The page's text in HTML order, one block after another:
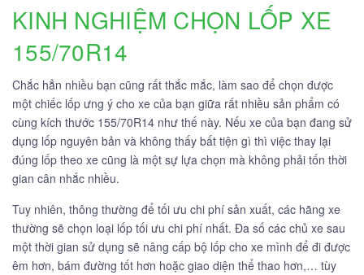
KINH NGHIỆM CHỌN LỐP XE
155/70R14
Chắc hẳn nhiều bạn cũng rất thắc mắc, làm sao để chọn được
một chiếc lốp ưng ý cho xe của bạn giữa rất nhiều sản phẩm có
cùng kích thước 155/70R14 như thế này. Nếu xe của bạn đang sử
dụng lốp nguyên bản và không thấy bất tiện gì thì việc thay lại
đúng lốp theo xe cũng là một sự lựa chọn mà không phải tốn thời
gian cân nhắc nhiều.
Tuy nhiên, thông thường để tối ưu chi phí sản xuất, các hãng xe
thường sẽ chọn loại lốp tối ưu chi phí nhất. Đa số các chủ xe sau
một thời gian sử dụng sẽ nâng cấp bộ lốp cho xe mình để đi được
êm hơn, bám đường tốt hơn hoặc giao diện thể thao hơn,… tùy